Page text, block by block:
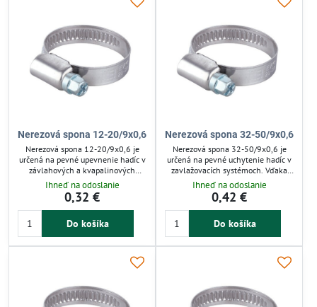
Nerezová spona 12-20/9x0,6
Nerezová spona 12-20/9x0,6 je
určená na pevné upevnenie hadíc v
závlahových a kvapalinových
systémoch. Vďaka nehrdzavejúcej
ocele odoláva korózii a zabezpečuje
stabilný spoj aj pri vyššom tlaku.
Hodí sa pre záhradné i
poľnohospodárske zavlažovanie,
hadíc. Jednoduchá montáž zaručuje
efektívnu a spoľahlivú prevádzku.
Ihneď na odoslanie
0,32 €
Do košíka
Nerezová spona 32-50/9x0,6
Nerezová spona 32-50/9x0,6 je
určená na pevné uchytenie hadíc v
zavlažovacích systémoch. Vďaka
mikrovrúbkovanému povrchu
rovnomerne rozloží tlak a zabraňuje
poškodeniu hadice. Vyrobená z
odolnej nehrdzavejúcej ocele, odolá
korózii a zabezpečuje dlhodobú
priemyselné použitie, umožňuje
spoľahlivú a bezpečnú montáž.
Ihneď na odoslanie
0,42 €
Do košíka